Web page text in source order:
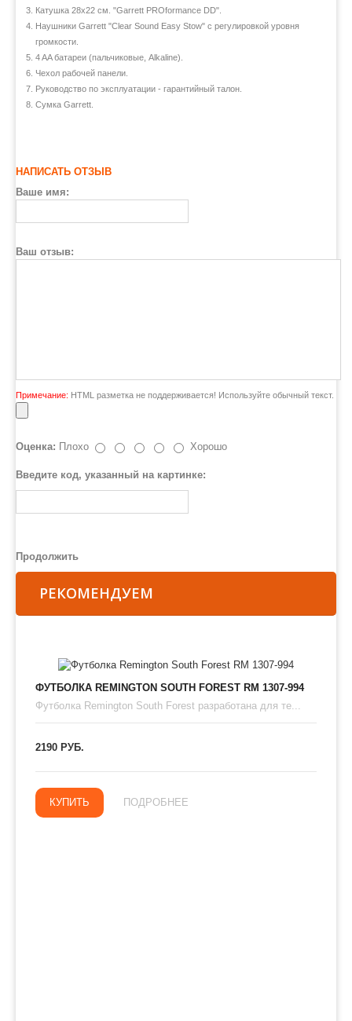
Катушка 28х22 см. "Garrett PROformance DD".
Наушники Garrett "Clear Sound Easy Stow" с регулировкой уровня
громкости.
4 AA батареи (пальчиковые, Alkaline).
Чехол рабочей панели.
Руководство по эксплуатации - гарантийный талон.
Сумка Garrett.
НАПИСАТЬ ОТЗЫВ
Ваше имя:
Ваш отзыв:
Примечание: HTML разметка не поддерживается! Используйте обычный текст.
Оценка: Плохо Хорошо
Введите код, указанный на картинке:
Продолжить
РЕКОМЕНДУЕМ
ФУТБОЛКА REMINGTON SOUTH FOREST RM 1307-994
Футболка Remington South Forest разработана для те...
2190 РУБ.
КУПИТЬ ПОДРОБНЕЕ